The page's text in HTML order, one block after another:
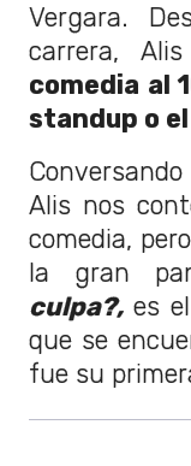
Vergara.
carrera, Alis
comedia al
standup o
Alis nos
comedia,
la gran
culpa?, es
que se
fue su